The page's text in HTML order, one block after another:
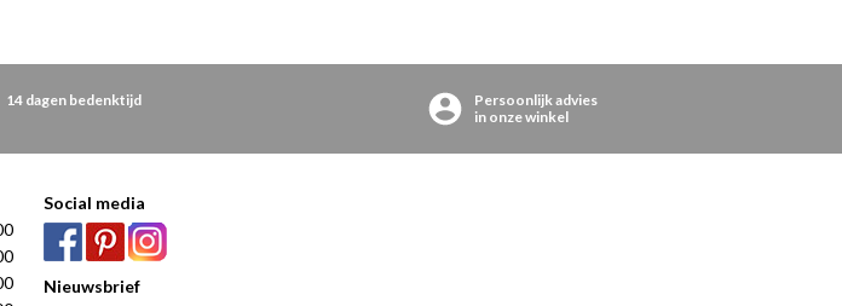
14 dagen bedenktijd
Persoonlijk advies
in onze winkel
Social media
Nieuwsbrief